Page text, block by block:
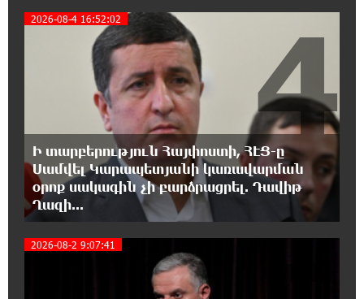
15:09:27 6-08-2026
Ռեբուսը լուծելու համար, ասեք թե ինչպե՞ս
ՀՀ 29.800 քկմ տարածքը կրճատվեց.
Վարդևանյանը՝ Հովհաննիսյանին
15:00:46 6-08-2026
Ֆասթ Բանկը Սևան Ստարտափ Սամմիթին
ներկայացրել է իր պրոդուկտներն ու
քարտային առաջարկները
14:40:31 6-08-2026
համախմբի արտախորհրդարանական բոլոր
ուժերին. Արեգ Սավգուլյան
2026-08-4 16:52:02
Ի տարբերություն Հայփոստի, ՀԷՑ-ը
Սամվել Կարապետյանի կառավարման
օրոք սակագին չի բարձրացրել. Դավիթ
Ղազի...
4
2026-08-2 9:07:41